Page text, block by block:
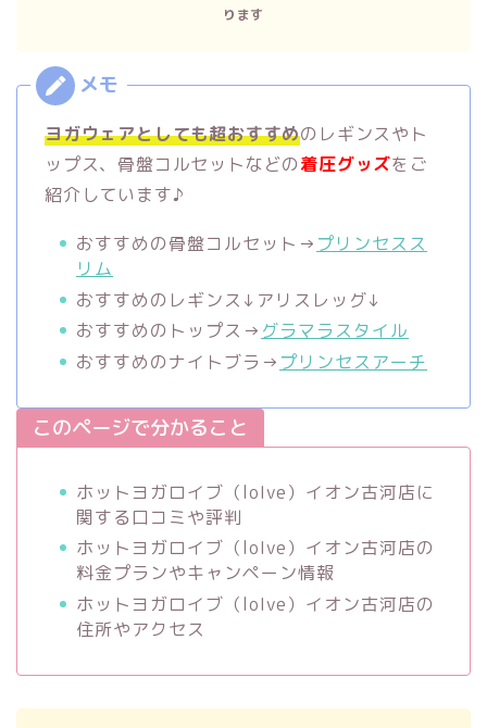
ります
ヨガウェアとしても超おすすめのレギンスやト
ップス、骨盤コルセットなどの着圧グッズをご
紹介しています♪
おすすめの骨盤コルセット→ プリンセスス
リム
おすすめのレギンス↓アリスレッグ↓
おすすめのトップス→ グラマラスタイル
おすすめのナイトブラ→ プリンセスアーチ
このページで分かること
ホットヨガロイブ（loIve）イオン古河店に
関する口コミや評判
ホットヨガロイブ（loIve）イオン古河店の
料金プランやキャンペーン情報
ホットヨガロイブ（loIve）イオン古河店の
住所やアクセス